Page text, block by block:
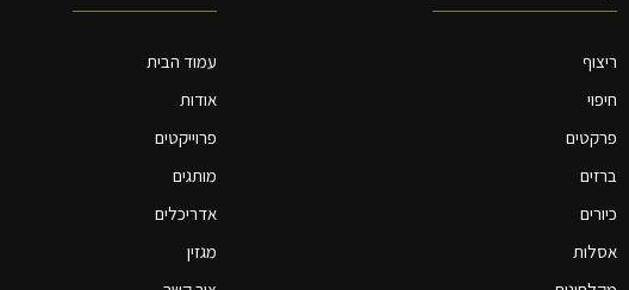
ריצוף
חיפוי
פרקטים
ברזים
כיורים
אסלות
עמוד הבית
אודות
פרוייקטים
מותגים
אדריכלים
מגזין